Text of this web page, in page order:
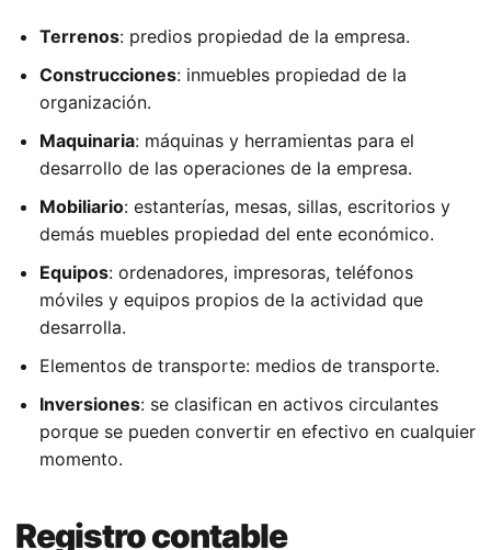
Terrenos: predios propiedad de la empresa.
Construcciones: inmuebles propiedad de la
organización.
Maquinaria: máquinas y herramientas para el
desarrollo de las operaciones de la empresa.
Mobiliario: estanterías, mesas, sillas, escritorios y
demás muebles propiedad del ente económico.
Equipos: ordenadores, impresoras, teléfonos
móviles y equipos propios de la actividad que
desarrolla.
Elementos de transporte: medios de transporte.
Inversiones: se clasifican en activos circulantes
porque se pueden convertir en efectivo en cualquier
momento.
Registro contable